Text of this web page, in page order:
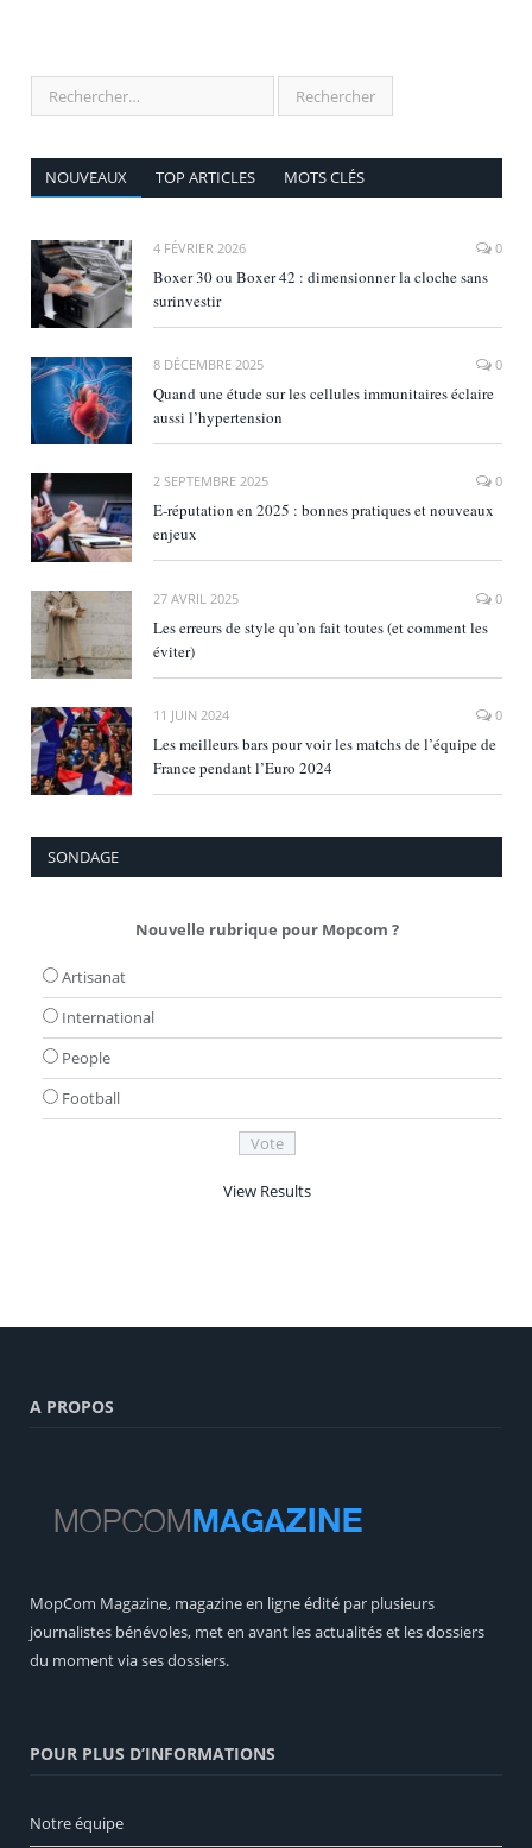
NOUVEAUX TOP ARTICLES MOTS CLÉS
4 FÉVRIER 2026 0
Boxer 30 ou Boxer 42 : dimensionner la cloche sans
surinvestir
8 DÉCEMBRE 2025 0
Quand une étude sur les cellules immunitaires éclaire
aussi l’hypertension
2 SEPTEMBRE 2025 0
E‑réputation en 2025 : bonnes pratiques et nouveaux
enjeux
27 AVRIL 2025 0
Les erreurs de style qu’on fait toutes (et comment les
éviter)
11 JUIN 2024 0
Les meilleurs bars pour voir les matchs de l’équipe de
France pendant l’Euro 2024
SONDAGE
Nouvelle rubrique pour Mopcom ?
Artisanat
International
People
Football
View Results
A PROPOS
MopCom Magazine, magazine en ligne édité par plusieurs
journalistes bénévoles, met en avant les actualités et les dossiers
du moment via ses dossiers.
POUR PLUS D’INFORMATIONS
Notre équipe